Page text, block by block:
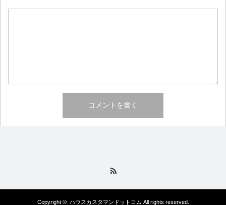
Copyright © ハウスカスタマンドットコム All rights reserved.